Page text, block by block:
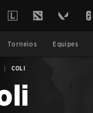
Torneios Equipes
COLI